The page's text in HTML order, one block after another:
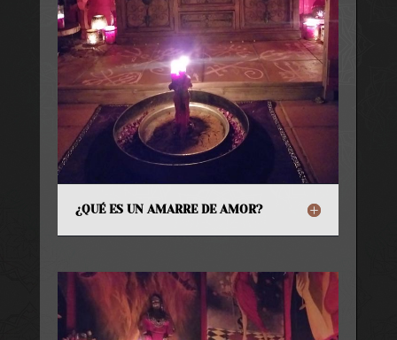
¿QUÉ ES UN AMARRE DE AMOR?